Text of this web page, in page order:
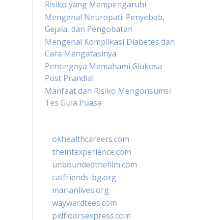
Risiko yang Mempengaruhi
Mengenal Neuropati: Penyebab,
Gejala, dan Pengobatan
Mengenal Komplikasi Diabetes dan
Cara Mengatasinya
Pentingnya Memahami Glukosa
Post Prandial
Manfaat dan Risiko Mengonsumsi
Tes Gula Puasa
okhealthcareers.com
theintexperience.com
unboundedthefilm.com
catfriends-bg.org
marianlives.org
waywardtees.com
pidfloorsexpress.com